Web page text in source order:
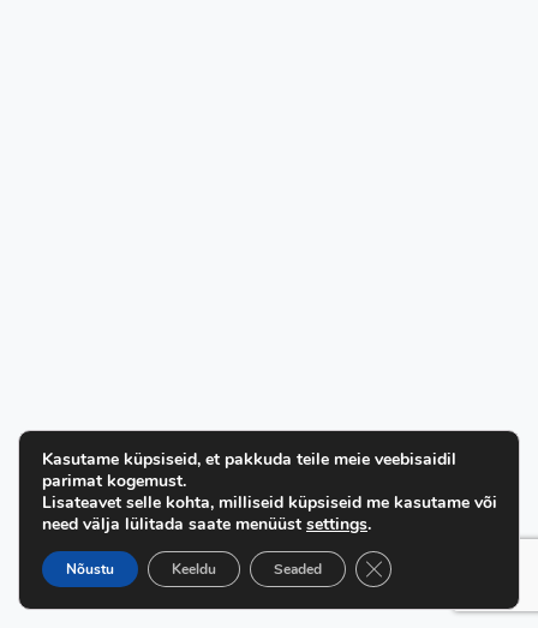
Kasutame küpsiseid, et pakkuda teile meie veebisaidil
parimat kogemust.
Lisateavet selle kohta, milliseid küpsiseid me kasutame või
need välja lülitada saate menüüst settings.
Nõustu Keeldu Seaded Close GDPR Cookie